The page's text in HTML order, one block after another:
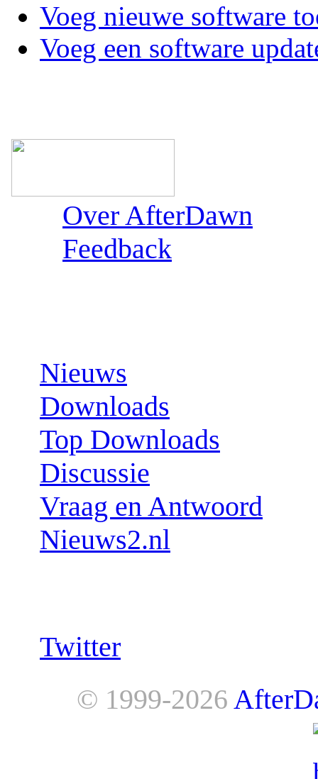
Voeg nieuwe software
Voeg een software
Over AfterDawn
Feedback
Nieuws
Downloads
Top Downloads
Discussie
Vraag en Antwoord
Nieuws2.nl
Twitter
© 1999-2026